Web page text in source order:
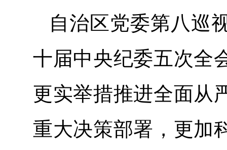
自治区党委第八巡
十届中央纪委五次全
更实举措推进全面从
重大决策部署，更加